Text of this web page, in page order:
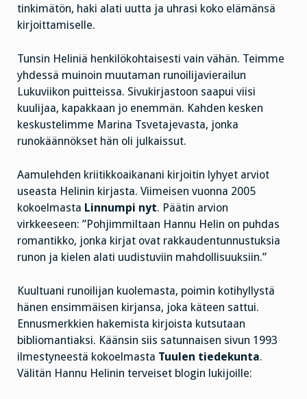
tinkimätön, haki alati uutta ja uhrasi koko elämänsä
kirjoittamiselle.
Tunsin Heliniä henkilökohtaisesti vain vähän. Teimme
yhdessä muinoin muutaman runoilijavierailun
Lukuviikon puitteissa. Sivukirjastoon saapui viisi
kuulijaa, kapakkaan jo enemmän. Kahden kesken
keskustelimme Marina Tsvetajevasta, jonka
runokäännökset hän oli julkaissut.
Aamulehden kriitikkoaikanani kirjoitin lyhyet arviot
useasta Helinin kirjasta. Viimeisen vuonna 2005
kokoelmasta Linnumpi nyt. Päätin arvion
virkkeeseen: ”Pohjimmiltaan Hannu Helin on puhdas
romantikko, jonka kirjat ovat rakkaudentunnustuksia
runon ja kielen alati uudistuviin mahdollisuuksiin.”
Kuultuani runoilijan kuolemasta, poimin kotihyllystä
hänen ensimmäisen kirjansa, joka käteen sattui.
Ennusmerkkien hakemista kirjoista kutsutaan
bibliomantiaksi. Käänsin siis satunnaisen sivun 1993
ilmestyneestä kokoelmasta Tuulen tiedekunta.
Välitän Hannu Helinin terveiset blogin lukijoille: